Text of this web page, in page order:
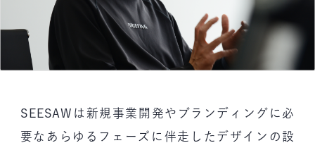
SEESAWは新規事業開発やブランディングに必
要なあらゆるフェーズに伴走したデザインの設